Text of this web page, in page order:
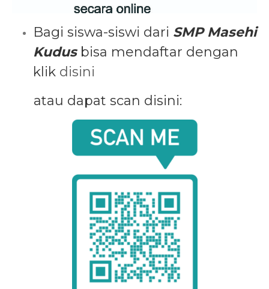
Bagi siswa-siswi dari SMP Masehi
Kudusbisa mendaftar dengan
klik disini
atau dapat scan disini: